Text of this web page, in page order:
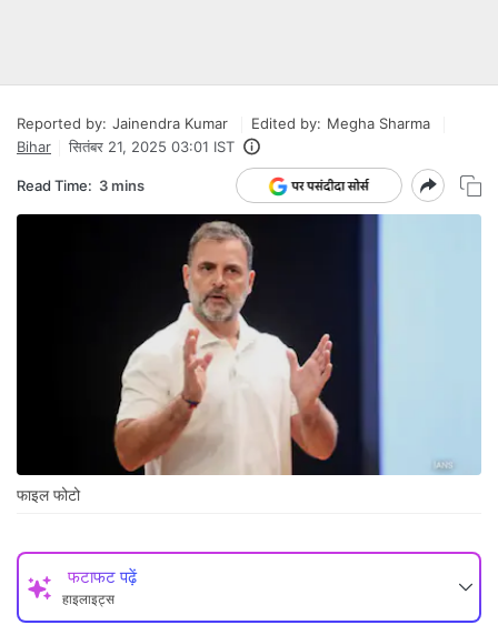
Reported by: Jainendra Kumar Edited by: Megha Sharma
Bihar
सितंबर 21, 2025 03:01 IST
Read Time: 3 mins
फाइल फोटो
फटाफट पढ़ें
हाइलाइट्स